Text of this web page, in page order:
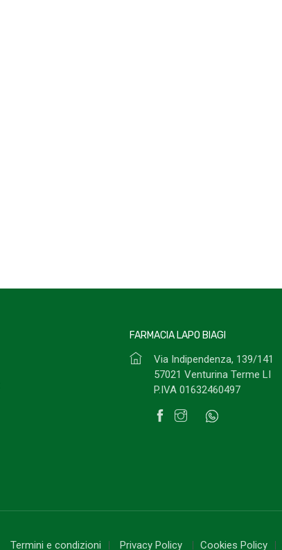
FARMACIA LAPO BIAGI
Via Indipendenza, 139/141
57021 Venturina Terme LI
P.IVA 01632460497
Termini e condizioni Privacy Policy Cookies Policy